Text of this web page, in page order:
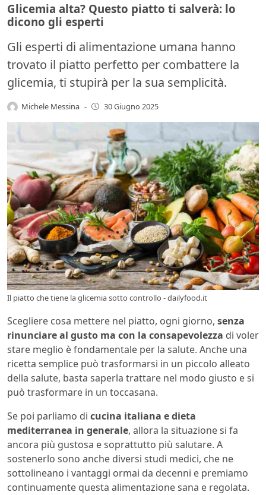
Glicemia alta? Questo piatto ti salverà: lo
dicono gli esperti
Gli esperti di alimentazione umana hanno
trovato il piatto perfetto per combattere la
glicemia, ti stupirà per la sua semplicità.
Michele Messina - 30 Giugno 2025
Il piatto che tiene la glicemia sotto controllo - dailyfood.it
Scegliere cosa mettere nel piatto, ogni giorno, senza
rinunciare al gusto ma con la consapevolezza di voler
stare meglio è fondamentale per la salute. Anche una
ricetta semplice può trasformarsi in un piccolo alleato
della salute, basta saperla trattare nel modo giusto e si
può trasformare in un toccasana.
Se poi parliamo di cucina italiana e dieta
mediterranea in generale, allora la situazione si fa
ancora più gustosa e soprattutto più salutare. A
sostenerlo sono anche diversi studi medici, che ne
sottolineano i vantaggi ormai da decenni e premiamo
continuamente questa alimentazione sana e regolata.